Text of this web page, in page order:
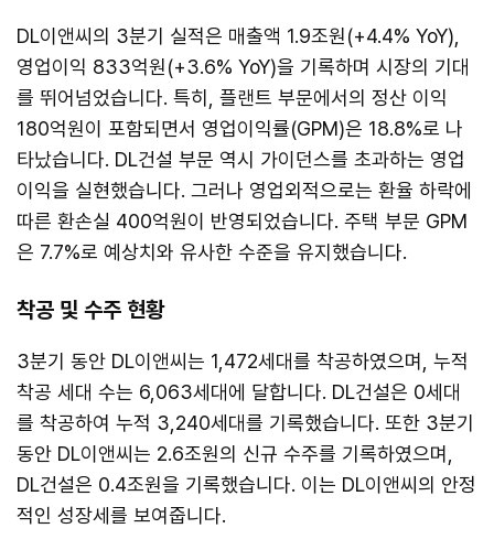
DL이앤씨의 3분기 실적은 매출액 1.9조원(+4.4% YoY),
영업이익 833억원(+3.6% YoY)을 기록하며 시장의 기대
를 뛰어넘었습니다. 특히, 플랜트 부문에서의 정산 이익
180억원이 포함되면서 영업이익률(GPM)은 18.8%로 나
타났습니다. DL건설 부문 역시 가이던스를 초과하는 영업
이익을 실현했습니다. 그러나 영업외적으로는 환율 하락에
따른 환손실 400억원이 반영되었습니다. 주택 부문 GPM
은 7.7%로 예상치와 유사한 수준을 유지했습니다.
착공 및 수주 현황
3분기 동안 DL이앤씨는 1,472세대를 착공하였으며, 누적
착공 세대 수는 6,063세대에 달합니다. DL건설은 0세대
를 착공하여 누적 3,240세대를 기록했습니다. 또한 3분기
동안 DL이앤씨는 2.6조원의 신규 수주를 기록하였으며,
DL건설은 0.4조원을 기록했습니다. 이는 DL이앤씨의 안정
적인 성장세를 보여줍니다.